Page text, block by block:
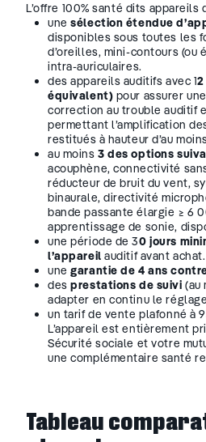
L’offre 100% santé dits appareils
unesélection étendue
disponibles sous toutes les
d’oreilles, mini-contours (ou
intra-auriculaires.
des appareils auditifs avec 1
équivalent) pour assurer
correction au trouble auditif
permettant l’amplification
restitués à hauteur d’au
au moins3 des options
acouphène, connectivité
réducteur de bruit du vent,
binaurale, directivité
bande passante élargie ≥ 6
apprentissage de sonie,
une période de 30 jours
l’appareil auditif avant achat.
unegarantie de 4 ans
desprestations de suivi (au
adapter en continu le
un tarif de vente plafonné à
L’appareil est entièrement
Sécurité sociale et votre
une complémentaire santé
Tableau